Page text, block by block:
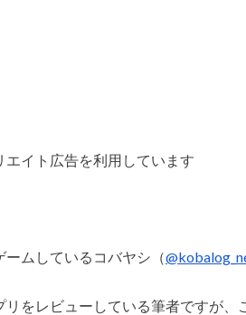
イト広告を利用しています
ムしているコバヤシ（
をレビューしている筆者ですが、